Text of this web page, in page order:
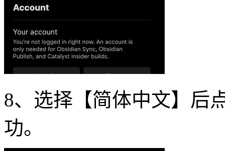
8、选择【简体中文】后
功。